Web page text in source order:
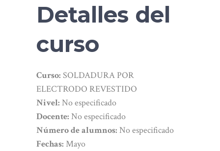
Detalles del
curso
Curso: SOLDADURA POR
ELECTRODO REVESTIDO
Nivel: No especificado
Docente: No especificado
Número de alumnos: No especificado
Fechas: Mayo